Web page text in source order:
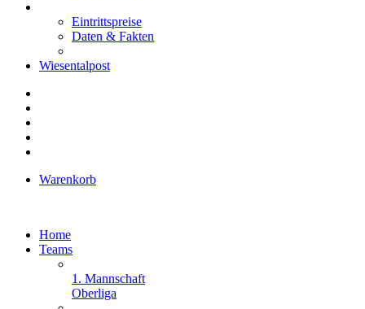
Eintrittspreise
Daten & Fakten
Wiesentalpost
Warenkorb
Home
Teams
1. Mannschaft
Oberliga